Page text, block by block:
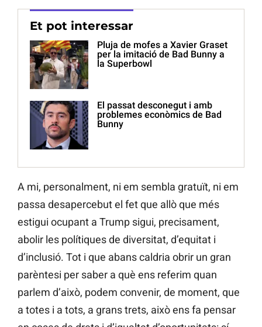
Et pot interessar
Pluja de mofes a Xavier Graset
per la imitació de Bad Bunny a
la Superbowl
El passat desconegut i amb
problemes econòmics de Bad
Bunny
A mi, personalment, ni em sembla gratuït, ni em
passa desapercebut el fet que allò que més
estigui ocupant a Trump sigui, precisament,
abolir les polítiques de diversitat, d’equitat i
d’inclusió. Tot i que abans caldria obrir un gran
parèntesi per saber a què ens referim quan
parlem d’això, podem convenir, de moment, que
a totes i a tots, a grans trets, això ens fa pensar